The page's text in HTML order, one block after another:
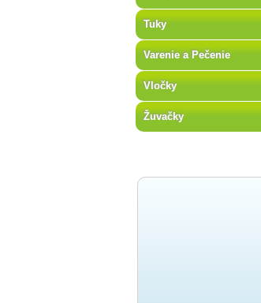
Tuky
Varenie a Pečenie
Vločky
Žuvačky